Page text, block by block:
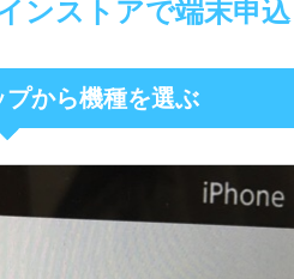
ンストアで端末申込
から機種を選ぶ